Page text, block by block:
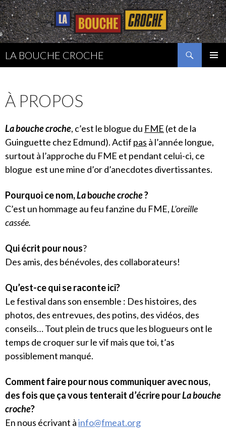
LA BOUCHE CROCHE
À PROPOS
La bouche croche, c’est le blogue du FME (et de la
Guinguette chez Edmund). Actif pas à l’année longue,
surtout à l’approche du FME et pendant celui-ci, ce
blogue est une mine d’or d’anecdotes divertissantes.
Pourquoi ce nom,Labouche croche?
C’est un hommage au feu fanzine du FME, L’oreille
cassée.
Qui écrit pour nous?
Des amis, des bénévoles, des collaborateurs!
Qu’est-ce qui se raconte ici?
Le festival dans son ensemble : Des histoires, des
photos, des entrevues, des potins, des vidéos, des
conseils… Tout plein de trucs que les blogueurs ont le
temps de croquer sur le vif mais que toi, t’as
possiblement manqué.
Comment faire pour nous communiquer avec nous,
des fois que ça vous tenterait d’écrire pourLa bouche
croche?
En nous écrivant àinfo@fmeat.org